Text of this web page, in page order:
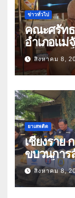
ข่าวทั่วไป
คณะศรัทธ
อำเภอแม่
แก๊งคอลเ
ปีกว่า 66
สิงหาคม 8,
ยาเสพติด
เชียงราย
ขบวนการ
ล้านเม็ด
สิงหาคม 8,